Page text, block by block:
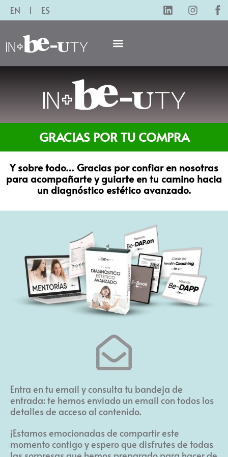
EN ES
GRACIAS POR TU COMPRA
Y sobre todo… Gracias por confiar en nosotras
para acompañarte y guiarte en tu camino hacia
un diagnóstico estético avanzado.
Entra en tu email y consulta tu bandeja de
entrada: te hemos enviado un email con todos los
detalles de acceso al contenido.
¡Estamos emocionadas de compartir este
momento contigo y espero que disfrutes de todas